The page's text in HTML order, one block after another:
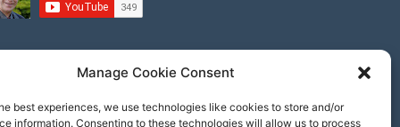
Manage Cookie Consent
best experiences, we use technologies like cookies to store and/or
information. Consenting to these technologies will allow us to process